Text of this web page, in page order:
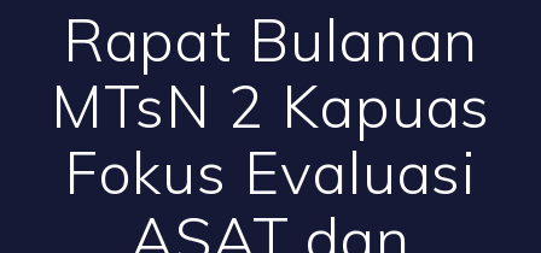
Rapat Bulanan
MTsN 2 Kapuas
Fokus Evaluasi
ASAT dan